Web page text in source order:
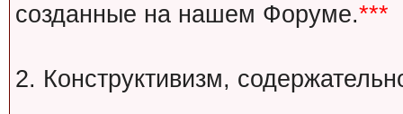
созданные на нашем Форуме.***
2. Конструктивизм,